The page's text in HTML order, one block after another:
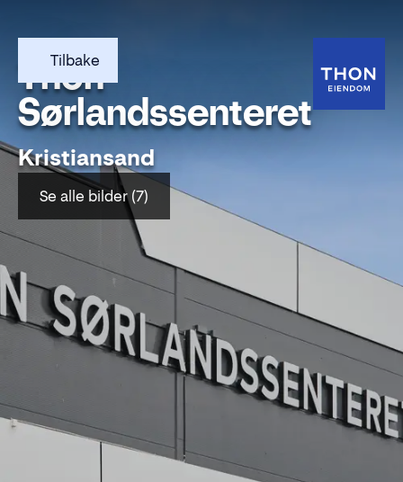
Tilbake
Thon
Sørlandssenteret
Kristiansand
Se alle bilder (7)